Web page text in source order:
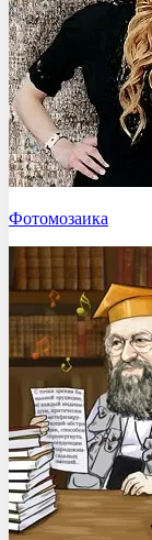
Фотомозаика